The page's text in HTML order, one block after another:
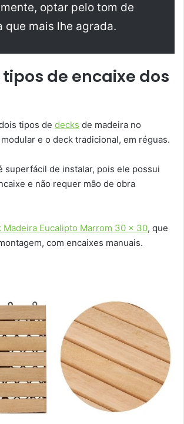
optar pelo tom de
que mais lhe agrada.
tipos de encaixe dos
tipos de decks de madeira no
e o deck tradicional, em réguas.
superfácil de instalar, pois ele possui
e não requer mão de obra
Madeira Eucalipto Marrom 30 x 30, que
com encaixes manuais.